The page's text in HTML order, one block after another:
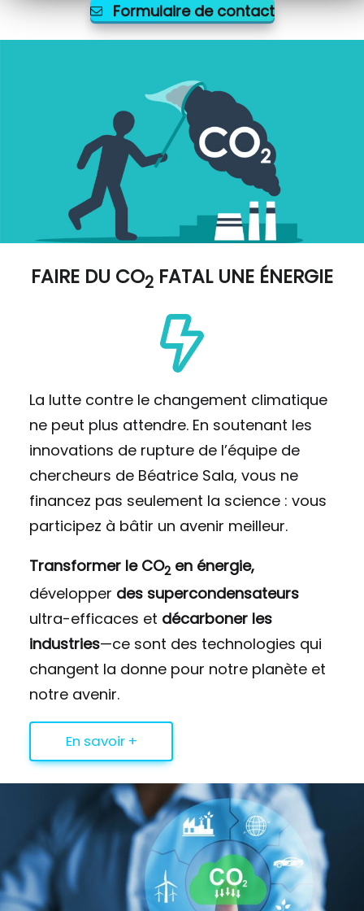
Formulaire de contact
FAIRE DU CO2 FATAL UNE ÉNERGIE
La lutte contre le changement climatique
ne peut plus attendre. En soutenant les
innovations de rupture de l’équipe de
chercheurs de Béatrice Sala, vous ne
financez pas seulement la science : vous
participez à bâtir un avenir meilleur.
Transformer le CO2 en énergie,
développer des supercondensateurs
ultra-efficaces et décarboner les
industries—ce sont des technologies qui
changent la donne pour notre planète et
notre avenir.
En savoir +